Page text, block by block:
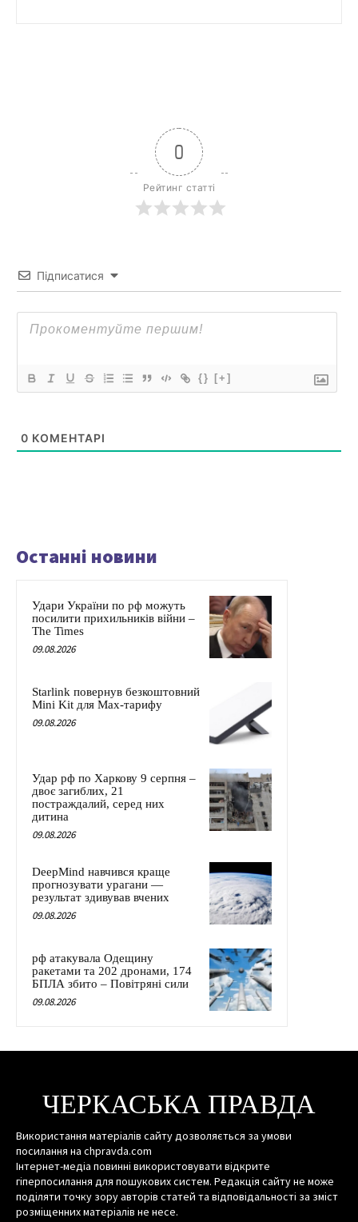
0
Рейтинг статті
Підписатися
{} [+]
0 КОМЕНТАРІ
Останні новини
Удари України по рф можуть
посилити прихильників війни –
The Times
09.08.2026
Starlink повернув безкоштовний
Mini Kit для Max-тарифу
09.08.2026
Удар рф по Харкову 9 серпня –
двоє загиблих, 21
постраждалий, серед них
дитина
09.08.2026
DeepMind навчився краще
прогнозувати урагани —
результат здивував вчених
09.08.2026
рф атакувала Одещину
ракетами та 202 дронами, 174
БПЛА збито – Повітряні сили
09.08.2026
ЧЕРКАСЬКА ПРАВДА
Використання матеріалів сайту дозволяється за умови
посилання на chpravda.com
Інтернет-медіа повинні використовувати відкрите
гіперпосилання для пошукових систем. Редакція сайту не може
поділяти точку зору авторів статей та відповідальності за зміст
розміщенних матеріалів не несе.